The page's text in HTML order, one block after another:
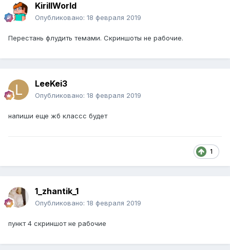
KirillWorld
Опубликовано: 18 февраля 2019
Перестань флудить темами. Скриншоты не рабочие.
LeeKei3
Опубликовано: 18 февраля 2019
напиши еще жб классс будет
1
1_zhantik_1
Опубликовано: 18 февраля 2019
пункт 4 скриншот не рабочие